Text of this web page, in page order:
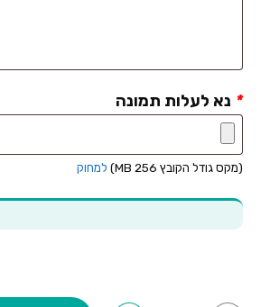
נא לעלות תמונה *
(מקס גודל הקובץ 256 MB) למחוק